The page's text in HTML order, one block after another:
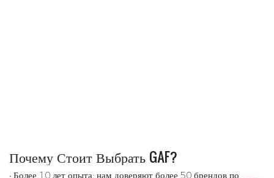
Почему Стоит Выбрать GAF?
• Более 10 лет опыта: нам доверяют более 50 брендов по